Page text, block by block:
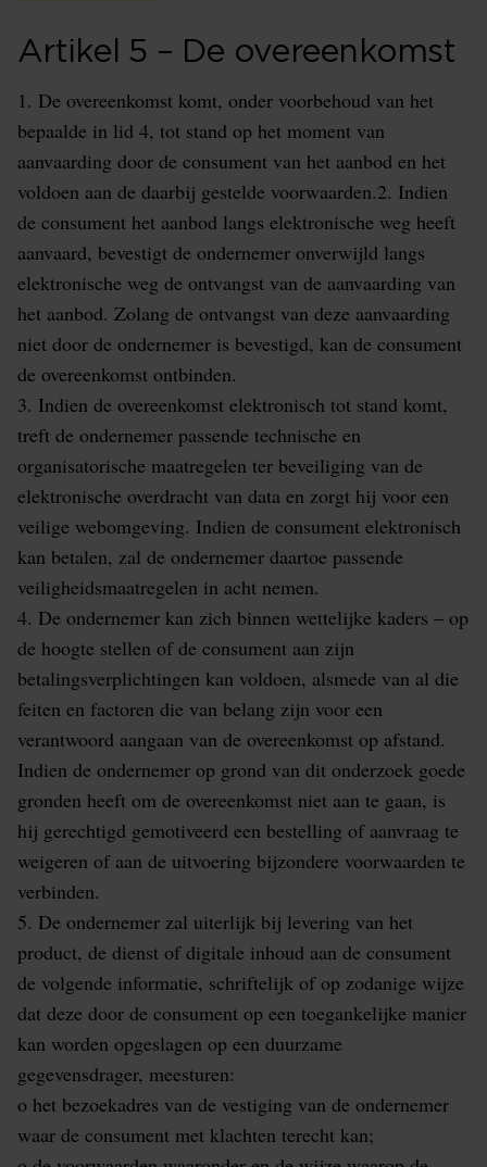
Artikel 5 – De overeenkomst
1. De overeenkomst komt, onder voorbehoud van het
bepaalde in lid 4, tot stand op het moment van
aanvaarding door de consument van het aanbod en het
voldoen aan de daarbij gestelde voorwaarden.2. Indien
de consument het aanbod langs elektronische weg heeft
aanvaard, bevestigt de ondernemer onverwijld langs
elektronische weg de ontvangst van de aanvaarding van
het aanbod. Zolang de ontvangst van deze aanvaarding
niet door de ondernemer is bevestigd, kan de consument
de overeenkomst ontbinden.
3. Indien de overeenkomst elektronisch tot stand komt,
treft de ondernemer passende technische en
organisatorische maatregelen ter beveiliging van de
elektronische overdracht van data en zorgt hij voor een
veilige webomgeving. Indien de consument elektronisch
kan betalen, zal de ondernemer daartoe passende
veiligheidsmaatregelen in acht nemen.
4. De ondernemer kan zich binnen wettelijke kaders – op
de hoogte stellen of de consument aan zijn
betalingsverplichtingen kan voldoen, alsmede van al die
feiten en factoren die van belang zijn voor een
verantwoord aangaan van de overeenkomst op afstand.
Indien de ondernemer op grond van dit onderzoek goede
gronden heeft om de overeenkomst niet aan te gaan, is
hij gerechtigd gemotiveerd een bestelling of aanvraag te
weigeren of aan de uitvoering bijzondere voorwaarden te
verbinden.
5. De ondernemer zal uiterlijk bij levering van het
product, de dienst of digitale inhoud aan de consument
de volgende informatie, schriftelijk of op zodanige wijze
dat deze door de consument op een toegankelijke manier
kan worden opgeslagen op een duurzame
gegevensdrager, meesturen:
o het bezoekadres van de vestiging van de ondernemer
waar de consument met klachten terecht kan;